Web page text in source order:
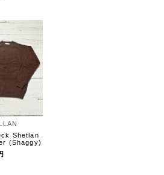
Shetlan
(Shaggy)